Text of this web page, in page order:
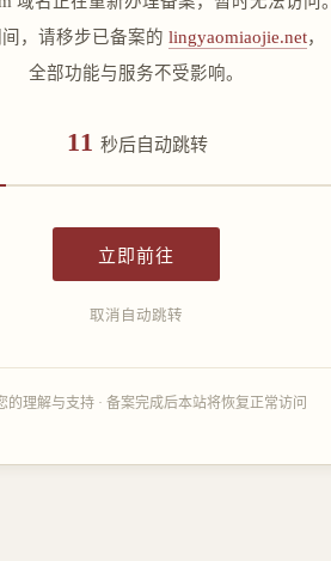
，请移步已备案的 lingyaomiaojie.net，
全部功能与服务不受影响。
11 秒后自动跳转
立即前往
取消自动跳转
的理解与支持 · 备案完成后本站将恢复正常访问